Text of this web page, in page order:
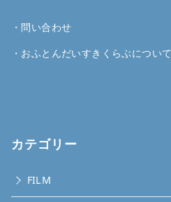
・ 問い合わせ
・ おふとんだいすきくらぶについて
カテゴリー
FILM